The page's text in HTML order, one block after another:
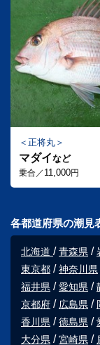
正将丸
マダイなど
乗合／ 11,000円
各都道府県の潮見
北海道 青森県
東京都
神奈川県
福井県
愛知県
京都府
広島県
香川県
徳島県
大分県
宮崎県